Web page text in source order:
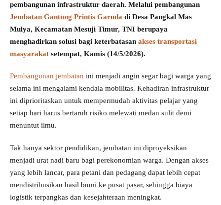
pembangunan infrastruktur daerah. Melalui pembangunan
Jembatan Gantung Printis Garuda di Desa Pangkal Mas
Mulya, Kecamatan Mesuji Timur, TNI berupaya
menghadirkan solusi bagi keterbatasan akses transportasi
masyarakat setempat, Kamis (14/5/2026).
Pembangunan jembatan ini menjadi angin segar bagi warga yang
selama ini mengalami kendala mobilitas. Kehadiran infrastruktur
ini diprioritaskan untuk mempermudah aktivitas pelajar yang
setiap hari harus bertaruh risiko melewati medan sulit demi
menuntut ilmu.
Tak hanya sektor pendidikan, jembatan ini diproyeksikan
menjadi urat nadi baru bagi perekonomian warga. Dengan akses
yang lebih lancar, para petani dan pedagang dapat lebih cepat
mendistribusikan hasil bumi ke pusat pasar, sehingga biaya
logistik terpangkas dan kesejahteraan meningkat.